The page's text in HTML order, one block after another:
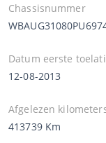
Chassisnummer
Datum eerste
12-08-2013
Afgelezen
413739 Km